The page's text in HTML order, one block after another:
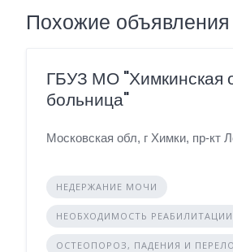
Похожие объявления
ГБУЗ МО "Химкинская
больница"
Московская обл, г Химки, пр-кт
НЕДЕРЖАНИЕ МОЧИ
НЕОБХОДИМОСТЬ РЕАБИЛИТАЦИИ
ОСТЕОПОРОЗ, ПАДЕНИЯ И